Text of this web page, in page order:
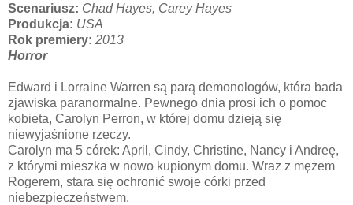
Scenariusz: Chad Hayes, Carey Hayes
Produkcja: USA
Rok premiery: 2013
Horror
Edward i Lorraine Warren są parą demonologów, która bada
zjawiska paranormalne. Pewnego dnia prosi ich o pomoc
kobieta, Carolyn Perron, w której domu dzieją się
niewyjaśnione rzeczy.
Carolyn ma 5 córek: April, Cindy, Christine, Nancy i Andreę,
z którymi mieszka w nowo kupionym domu. Wraz z mężem
Rogerem, stara się ochronić swoje córki przed
niebezpieczeństwem.